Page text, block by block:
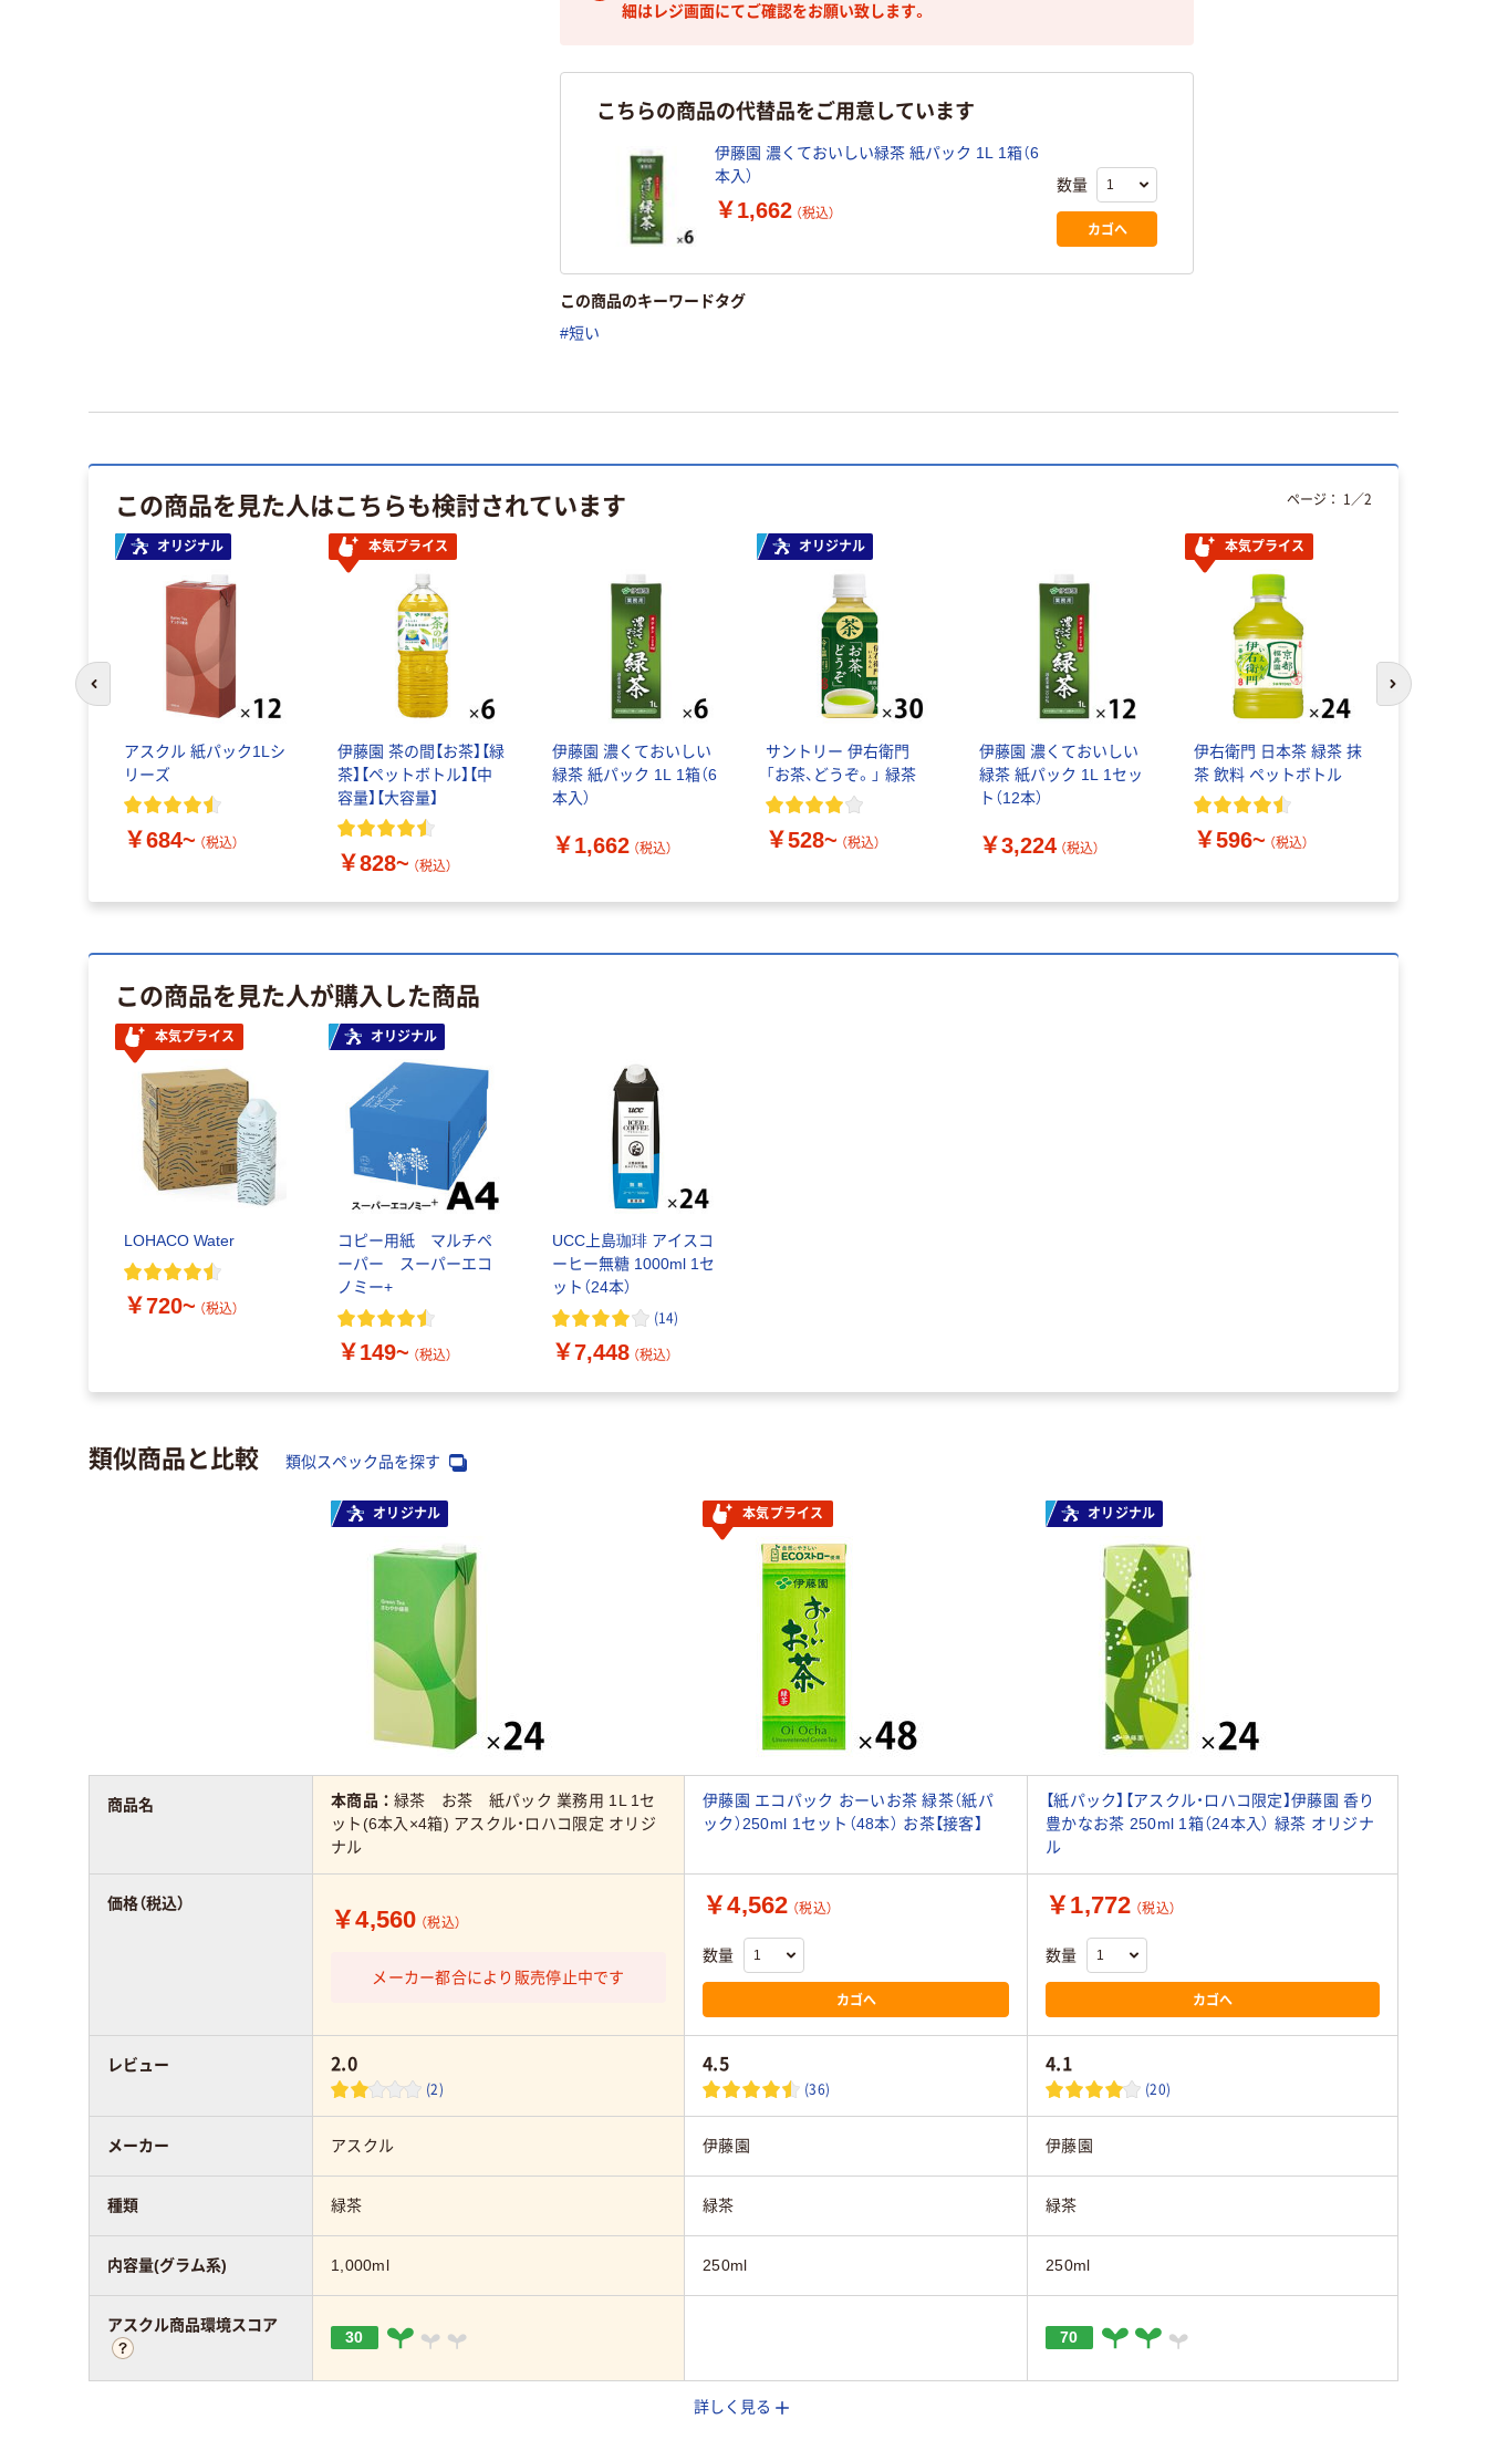
細はレジ画面にてご確認をお願い致します。
こちらの商品の代替品をご用意しています
伊藤園 濃くておいしい緑茶 紙パック 1L 1箱（6
本入）
￥1,662 （税込）
数量
カゴへ
この商品のキーワードタグ
#短い
この商品を見た人はこちらも検討されています
オリジナル
アスクル 紙パック1Lシ
リーズ
￥684~ （税込）
本気プライス
伊藤園 茶の間【お茶】【緑
茶】【ペットボトル】【中
容量】【大容量】
￥828~ （税込）
伊藤園 濃くておいしい
緑茶 紙パック 1L 1箱（6
本入）
￥1,662 （税込）
オリジナル
サントリー 伊右衛門
「お茶、どうぞ。」 緑茶
￥528~ （税込）
伊藤園 濃くておいしい
緑茶 紙パック 1L 1セッ
ト（12本）
￥3,224 （税込）
本気プライス
伊右衛門 日本茶 緑茶 抹
茶 飲料 ペットボトル
￥596~ （税込）
ページ： 1 ／2
次のスライド
この商品を見た人が購入した商品
本気プライス
LOHACO Water
￥720~ （税込）
オリジナル
コピー用紙 マルチペ
ーパー スーパーエコ
ノミー+
￥149~ （税込）
UCC上島珈琲 アイスコ
ーヒー無糖 1000ml 1セ
ット（24本）
(14)
￥7,448 （税込）
類似商品と比較 類似スペック品を探す
オリジナル 本気プライス オリジナル
商品名 本商品：緑茶 お茶 紙パック 業務用 1L 1セ
ット(6本入×4箱) アスクル・ロハコ限定 オリジ
ナル
伊藤園 エコパック おーいお茶 緑茶（紙パ
ック）250ml 1セット（48本） お茶【接客】
【紙パック】【アスクル・ロハコ限定】伊藤園 香り
豊かなお茶 250ml 1箱（24本入） 緑茶 オリジナ
ル
価格（税込）
￥4,560 （税込）
メーカー都合により販売停止中です
￥4,562 （税込）
数量
カゴへ
￥1,772 （税込）
数量
カゴへ
レビュー 2.0
(2)
4.5
(36)
4.1
(20)
メーカー アスクル 伊藤園 伊藤園
種類 緑茶 緑茶 緑茶
内容量(グラム系) 1,000ml 250ml 250ml
アスクル商品環境スコア
30 70
詳しく見る